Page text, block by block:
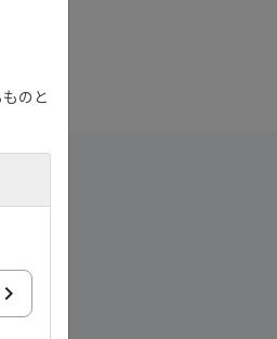
のと